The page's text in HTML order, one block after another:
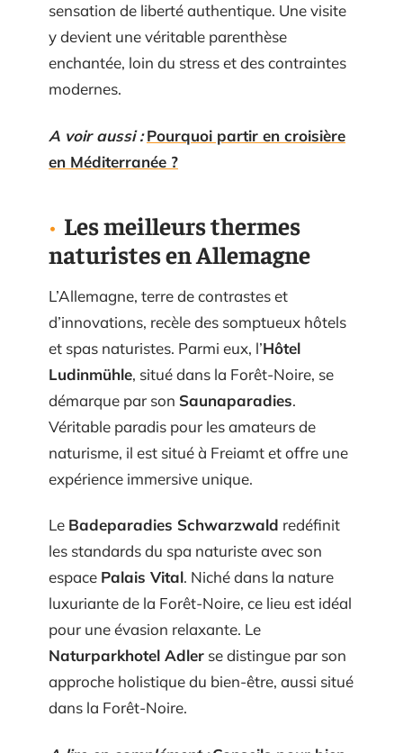
sensation de liberté authentique. Une visite
y devient une véritable parenthèse
enchantée, loin du stress et des contraintes
modernes.
A voir aussi : Pourquoi partir en croisière
en Méditerranée ?
Les meilleurs thermes
naturistes en Allemagne
L’Allemagne, terre de contrastes et
d’innovations, recèle des somptueux hôtels
et spas naturistes. Parmi eux, l’Hôtel
Ludinmühle, situé dans la Forêt-Noire, se
démarque par son Saunaparadies.
Véritable paradis pour les amateurs de
naturisme, il est situé à Freiamt et offre une
expérience immersive unique.
Le Badeparadies Schwarzwald redéfinit
les standards du spa naturiste avec son
espace Palais Vital. Niché dans la nature
luxuriante de la Forêt-Noire, ce lieu est idéal
pour une évasion relaxante. Le
Naturparkhotel Adler se distingue par son
approche holistique du bien-être, aussi situé
dans la Forêt-Noire.